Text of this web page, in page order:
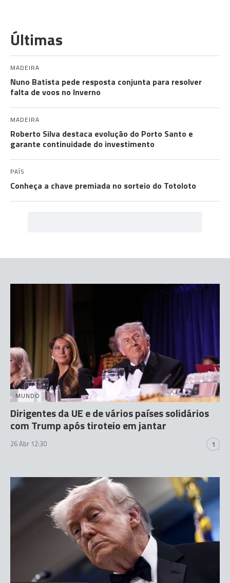
Últimas
MADEIRA
Nuno Batista pede resposta conjunta para resolver
falta de voos no Inverno
MADEIRA
Roberto Silva destaca evolução do Porto Santo e
garante continuidade do investimento
PAÍS
Conheça a chave premiada no sorteio do Totoloto
MUNDO
Dirigentes da UE e de vários países solidários
com Trump após tiroteio em jantar
26 Abr 12:30 1